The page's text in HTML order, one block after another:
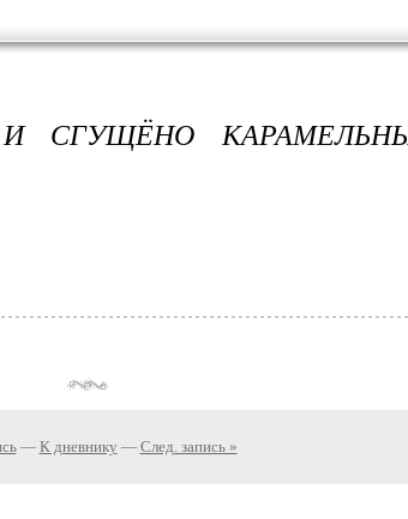
СГУЩЁНО
— К дневнику — След. запись »